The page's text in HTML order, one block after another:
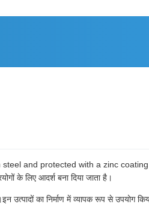
and protected with a zinc
के लिए आदर्श बना दिया जाता है।
का निर्माण में व्यापक रूप से उपयोग